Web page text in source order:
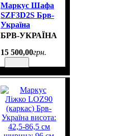
Маркус Шафа
SZF3D2S Брв-
Україна
висота: 211,5
151,5 см
БРВ-УКРАЇНА
15 500,00грн.